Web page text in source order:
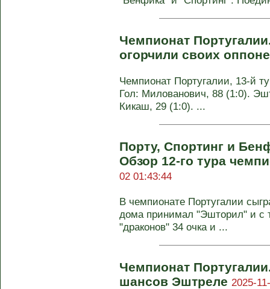
Чемпионат
огорчили своих
Чемпионат Португалии, 13-й
Гол: Милованович, 88 (1:0).
Кикаш, 29 (1:0). ...
Порту, Спортинг и
Обзор 12-го тура
02 01:43:44
В чемпионате Португалии
дома принимал "Эшторил" и с
"драконов" 34 очка и ...
Чемпионат
шансов Эштреле 2025-